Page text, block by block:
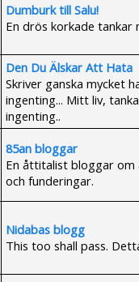
Dumburk till Salu!
En drös korkade tankar
Den Du Älskar Att Hata
Skriver ganska mycket
ingenting... Mitt liv,
ingenting..
85an bloggar
En åttitalist bloggar om
och funderingar.
Nidabas blogg
This too shall pass.